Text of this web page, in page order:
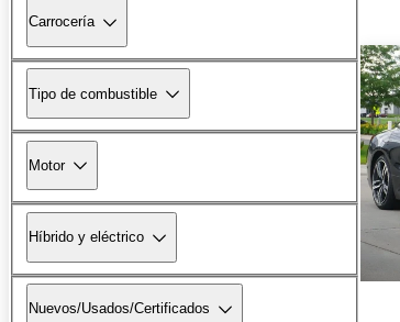
Carrocería
Tipo de combustible
Motor
Híbrido y eléctrico
Nuevos/Usados/Certificados